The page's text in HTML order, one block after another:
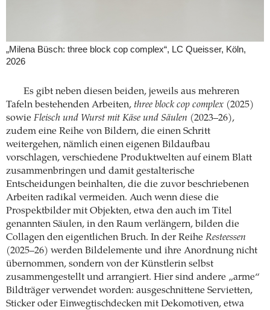
„Milena Büsch: three block cop complex“, LC Queisser, Köln,
2026
Es gibt neben diesen beiden, jeweils aus mehreren
Tafeln bestehenden Arbeiten, three block cop complex (2025)
sowie Fleisch und Wurst mit Käse und Säulen (2023–26),
zudem eine Reihe von Bildern, die einen Schritt
weitergehen, nämlich einen eigenen Bildaufbau
vorschlagen, verschiedene Produktwelten auf einem Blatt
zusammenbringen und damit gestalterische
Entscheidungen beinhalten, die die zuvor beschriebenen
Arbeiten radikal vermeiden. Auch wenn diese die
Prospektbilder mit Objekten, etwa den auch im Titel
genannten Säulen, in den Raum verlängern, bilden die
Collagen den eigentlichen Bruch. In der Reihe Resteessen
(2025–26) werden Bildelemente und ihre Anordnung nicht
übernommen, sondern von der Künstlerin selbst
zusammengestellt und arrangiert. Hier sind andere „arme“
Bildträger verwendet worden: ausgeschnittene Servietten,
Sticker oder Einwegtischdecken mit Dekomotiven, etwa